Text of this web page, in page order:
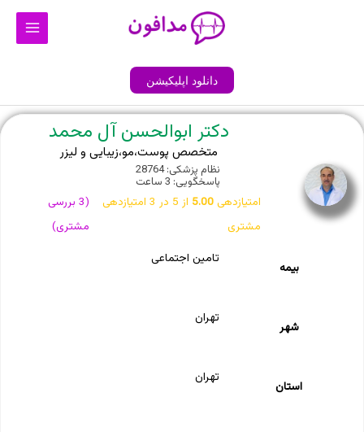
Main
دانلود اپلیکیشن
دکتر ابوالحسن آل محمد
متخصص پوست،مو،زیبایی و لیزر
نظام پزشکی: 28764
پاسخگویی: 3 ساعت
امتیازدهی5.00 از 5 در 3 امتیازدهی
مشتری
(
3 بررسی
مشتری)
بیمه
تامین اجتماعی
شهر
تهران
استان
تهران